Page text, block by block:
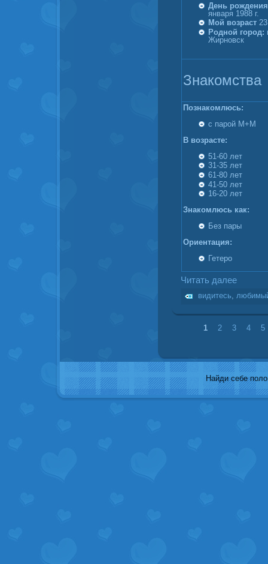
День
января 1988 г.
Мой возраст
Родной город:
Жирновск
Знакомства
Познакомлюсь:
с парой М+М
В возрасте:
51-60 лет
31-35 лет
61-80 лет
41-50 лет
16-20 лет
Знакомлюсь как:
Без пары
Ориентация:
Гетеро
Читать далее
видитесь,
1 2 3 4 5
Найди себе